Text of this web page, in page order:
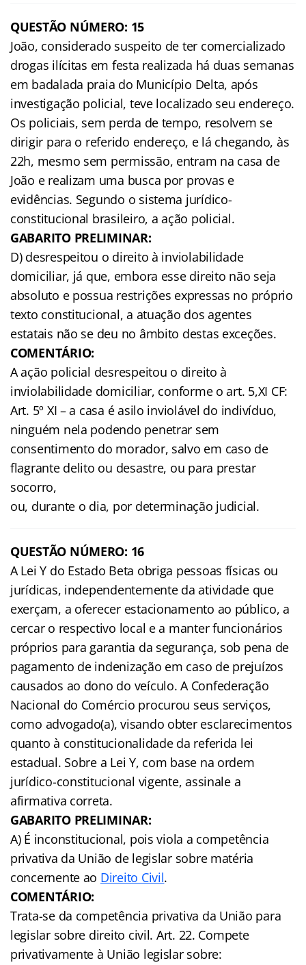
QUESTÃO NÚMERO: 15
João, considerado suspeito de ter comercializado
drogas ilícitas em festa realizada há duas semanas
em badalada praia do Município Delta, após
investigação policial, teve localizado seu endereço.
Os policiais, sem perda de tempo, resolvem se
dirigir para o referido endereço, e lá chegando, às
22h, mesmo sem permissão, entram na casa de
João e realizam uma busca por provas e
evidências. Segundo o sistema jurídico-
constitucional brasileiro, a ação policial.
GABARITO PRELIMINAR:
D) desrespeitou o direito à inviolabilidade
domiciliar, já que, embora esse direito não seja
absoluto e possua restrições expressas no próprio
texto constitucional, a atuação dos agentes
estatais não se deu no âmbito destas exceções.
COMENTÁRIO:
A ação policial desrespeitou o direito à
inviolabilidade domiciliar, conforme o art. 5,XI CF:
Art. 5º XI – a casa é asilo inviolável do indivíduo,
ninguém nela podendo penetrar sem
consentimento do morador, salvo em caso de
flagrante delito ou desastre, ou para prestar
socorro,
ou, durante o dia, por determinação judicial.
QUESTÃO NÚMERO: 16
A Lei Y do Estado Beta obriga pessoas físicas ou
jurídicas, independentemente da atividade que
exerçam, a oferecer estacionamento ao público, a
cercar o respectivo local e a manter funcionários
próprios para garantia da segurança, sob pena de
pagamento de indenização em caso de prejuízos
causados ao dono do veículo. A Confederação
Nacional do Comércio procurou seus serviços,
como advogado(a), visando obter esclarecimentos
quanto à constitucionalidade da referida lei
estadual. Sobre a Lei Y, com base na ordem
jurídico-constitucional vigente, assinale a
afirmativa correta.
GABARITO PRELIMINAR:
A) É inconstitucional, pois viola a competência
privativa da União de legislar sobre matéria
concernente ao Direito Civil.
COMENTÁRIO:
Trata-se da competência privativa da União para
legislar sobre direito civil. Art. 22. Compete
privativamente à União legislar sobre: